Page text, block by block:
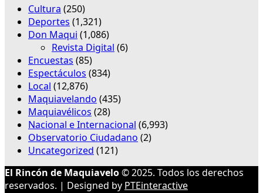
Cultura (250)
Deportes (1,321)
Don Maqui (1,086)
Revista Digital (6)
Encuestas (85)
Espectáculos (834)
Local (12,876)
Maquiavelando (435)
Maquiavélicos (28)
Nacional e Internacional (6,993)
Observatorio Ciudadano (2)
Uncategorized (121)
El Rincón de Maquiavelo© 2025. Todos los derechos
reservados. | Designed by PTEinteractive